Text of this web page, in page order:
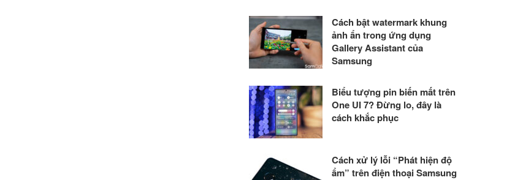
Cách bật watermark khung
ảnh ẩn trong ứng dụng
Gallery Assistant của
Samsung
Biểu tượng pin biến mất trên
One UI 7? Đừng lo, đây là
cách khắc phục
Cách xử lý lỗi “Phát hiện độ
ẩm” trên điện thoại Samsung